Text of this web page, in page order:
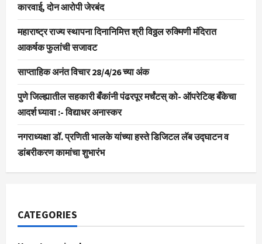
कारवाई, दोन आरोपी जेरबंद
महाराष्ट्र राज्य स्थापना दिनानिमित्त श्री विठ्ठल रुक्मिणी मंदिरात
आकर्षक फुलांची सजावट
साप्ताहिक अनंत विचार 28/4/26 च्या अंक
पुणे जिल्ह्यातील सहकारी बँकांनी पंढरपूर मर्चंटस् को- ऑपरेटिव्ह बँकेचा
आदर्श घ्यावा :- विद्याधर अनास्कर
नगराध्यक्षा डॉ. प्रणिती भालके यांच्या हस्ते डिजिटल लॅब उद्घाटन व
डांबरीकरण कामांचा शुभारंभ
CATEGORIES